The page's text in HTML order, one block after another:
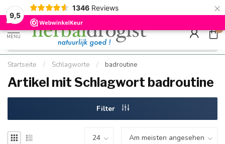
9,5
1346 Reviews ×
Kostenloser DE-Versand ab Mindestbestellwert |
Schnell geliefert
Minimum
Hızlı
MENU
0
Startseite / Schlagworte / badroutine
Artikel mit Schlagwort badroutine
Filter